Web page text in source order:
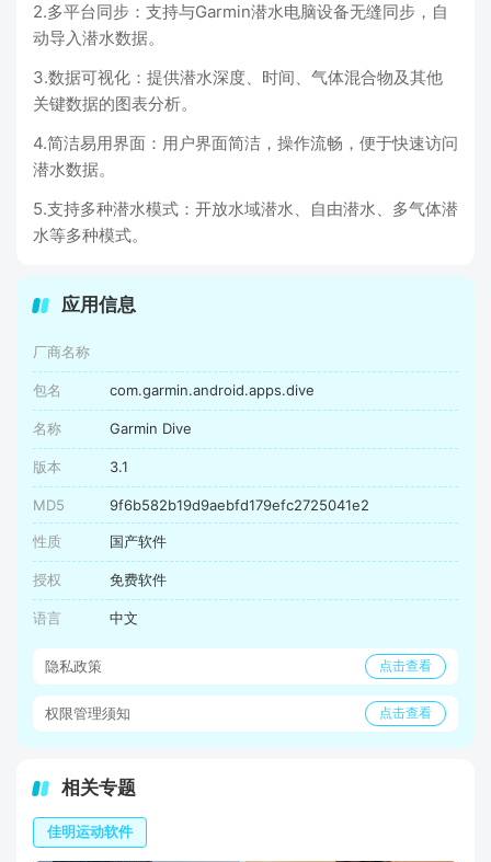
2.多平台同步：支持与Garmin潜水电脑设备无缝同步，自
动导入潜水数据。
3.数据可视化：提供潜水深度、时间、气体混合物及其他
关键数据的图表分析。
4.简洁易用界面：用户界面简洁，操作流畅，便于快速访问
潜水数据。
5.支持多种潜水模式：开放水域潜水、自由潜水、多气体潜
水等多种模式。
应用信息
厂商名称
包名 com.garmin.android.apps.dive
名称 Garmin Dive
版本 3.1
MD5 9f6b582b19d9aebfd179efc2725041e2
性质 国产软件
授权 免费软件
语言 中文
隐私政策 点击查看
权限管理须知 点击查看
相关专题
佳明运动软件